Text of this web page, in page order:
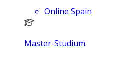
Online Spain
Master-Studium